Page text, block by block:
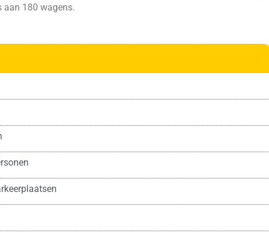
aan 180 wagens.